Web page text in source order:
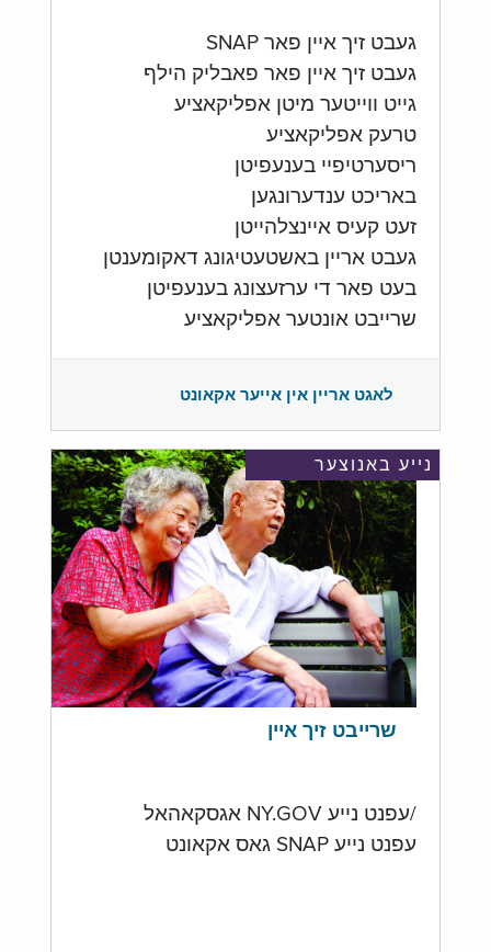
געבט זיך איין פאר SNAP
געבט זיך איין פאר פאבליק הילף
גייט ווייטער מיטן אפליקאציע
טרעק אפליקאציע
ריסערטיפיי בענעפיטן
באריכט ענדערונגען
זעט קעיס איינצלהייטן
געבט אריין באשטעטיגונג דאקומענטן
בעט פאר די ערזעצונג בענעפיטן
שרייבט אונטער אפליקאציע
לאגט אריין אין אייער אקאונט
נייע באנוצער
שרייבט זיך איין
/עפנט נייע NY.GOV אגסקאהאל
עפנט נייע SNAP גאס אקאונט